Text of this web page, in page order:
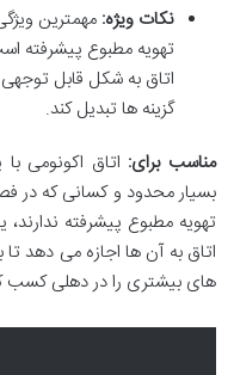
نکات ویژه: مهمترین
تهویه مطبوع
اتاق به شکل قابل توجهی
گزینه ها تبدیل کند.
مناسب برای: اتاق اکونومی
بسیار محدود و کسانی که در
تهویه مطبوع پیشرفته
اتاق به آن ها اجازه می دهد
های بیشتری را در دهلی کسب